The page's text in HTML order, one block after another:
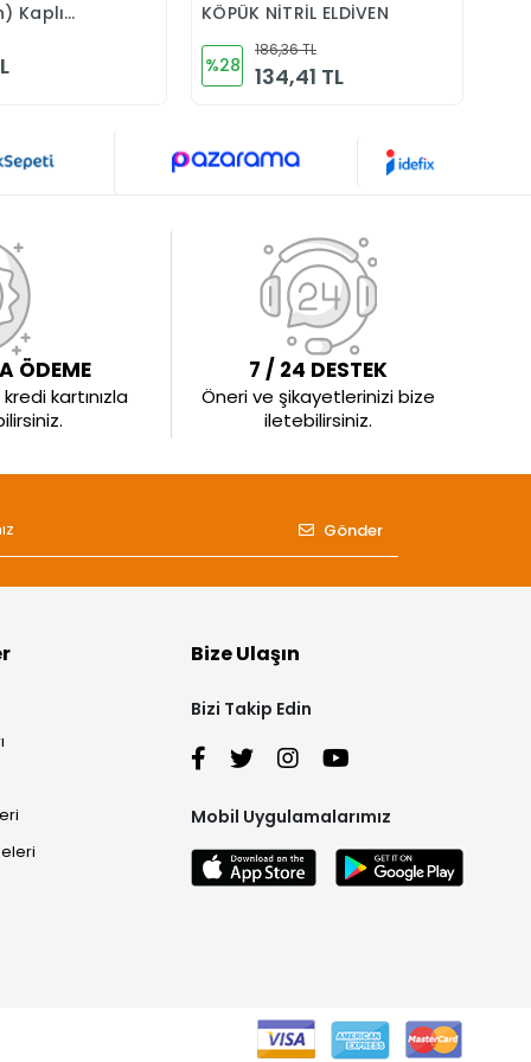
Kaplı
KÖPÜK NİTRİL ELDİVEN
%28
186,36 TL
134,41 TL
ÖDEME
kartınızla
7 / 24 DESTEK
Öneri ve şikayetlerinizi bize
iletebilirsiniz.
Gönder
Bize Ulaşın
Bizi Takip Edin
Mobil Uygulamalarımız